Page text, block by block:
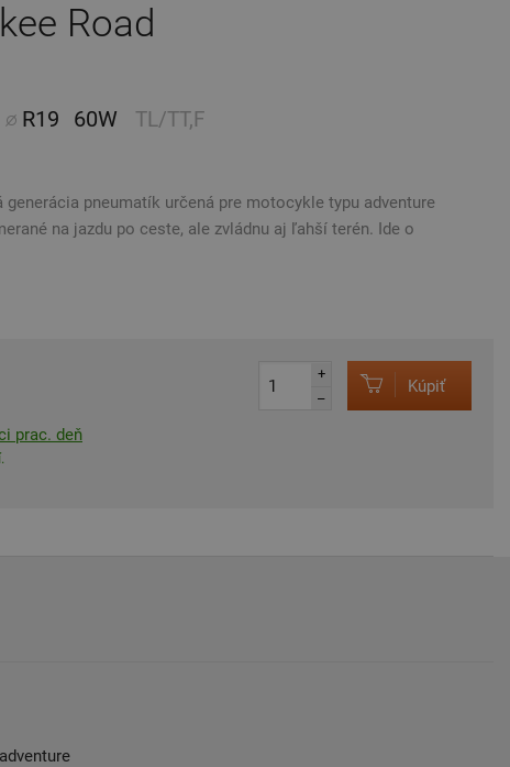
Road
R19 60W TL/TT,F
generácia pneumatík určená pre motocykle typu adventure
na jazdu po ceste, ale zvládnu aj ľahší terén. Ide o
prac. deň
+
–
Kúpiť